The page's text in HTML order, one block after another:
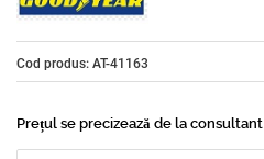
Cod produs: AT-41163
Prețul se precizează de la consultant